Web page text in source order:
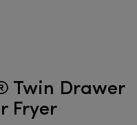
Twin Drawer
Fryer